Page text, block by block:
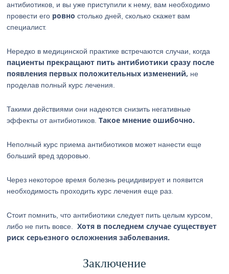
антибиотиков, и вы уже приступили к нему, вам необходимо
провести его ровно столько дней, сколько скажет вам
специалист.
Нередко в медицинской практике встречаются случаи, когда
пациенты прекращают пить антибиотики сразу после
появления первых положительных изменений, не
проделав полный курс лечения.
Такими действиями они надеются снизить негативные
эффекты от антибиотиков.Такое мнение ошибочно.
Неполный курс приема антибиотиков может нанести еще
больший вред здоровью.
Через некоторое время болезнь рецидивирует и появится
необходимость проходить курс лечения еще раз.
Стоит помнить, что антибиотики следует пить целым курсом,
либо не пить вовсе.Хотя в последнем случае существует
риск серьезного осложнения заболевания.
Заключение